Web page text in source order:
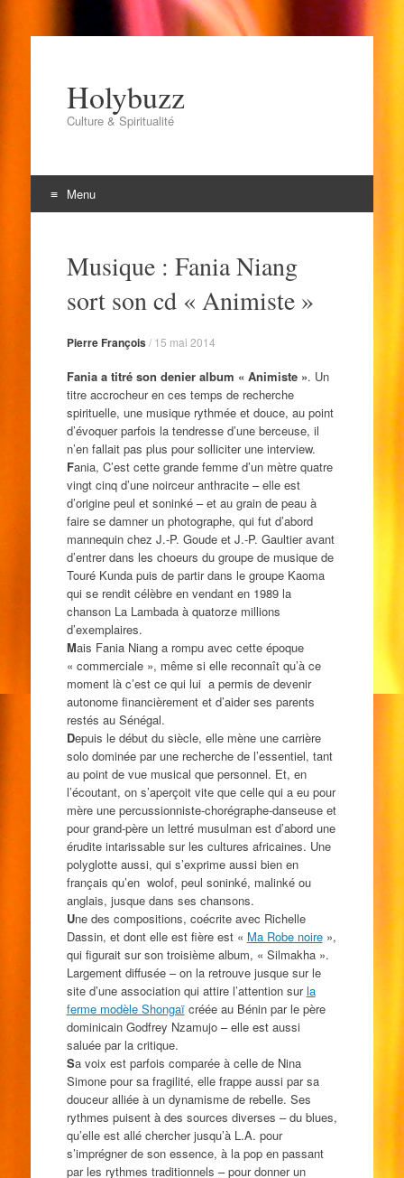
Holybuzz
Culture & Spiritualité
Menu
contenuMusique : Fania Niang
sort son cd « Animiste »
Pierre François/ 15 mai 2014
Fania a titré son denier album « Animiste ». Un
titre accrocheur en ces temps de recherche
spirituelle, une musique rythmée et douce, au point
d’évoquer parfois la tendresse d’une berceuse, il
n’en fallait pas plus pour solliciter une interview.
Fania, C’est cette grande femme d’un mètre quatre
vingt cinq d’une noirceur anthracite – elle est
d’origine peul et soninké – et au grain de peau à
faire se damner un photographe, qui fut d’abord
mannequin chez J.-P. Goude et J.-P. Gaultier avant
d’entrer dans les choeurs du groupe de musique de
Touré Kunda puis de partir dans le groupe Kaoma
qui se rendit célèbre en vendant en 1989 la
chanson La Lambada à quatorze millions
d’exemplaires.
Mais Fania Niang a rompu avec cette époque
« commerciale », même si elle reconnaît qu’à ce
moment là c’est ce qui lui a permis de devenir
autonome financièrement et d’aider ses parents
restés au Sénégal.
Depuis le début du siècle, elle mène une carrière
solo dominée par une recherche de l’essentiel, tant
au point de vue musical que personnel. Et, en
l’écoutant, on s’aperçoit vite que celle qui a eu pour
mère une percussionniste-chorégraphe-danseuse et
pour grand-père un lettré musulman est d’abord une
érudite intarissable sur les cultures africaines. Une
polyglotte aussi, qui s’exprime aussi bien en
français qu’en wolof, peul soninké, malinké ou
anglais, jusque dans ses chansons.
Une des compositions, coécrite avec Richelle
Dassin, et dont elle est fière est « Ma Robe noire»,
qui figurait sur son troisième album, « Silmakha ».
Largement diffusée – on la retrouve jusque sur le
site d’une association qui attire l’attention surla
ferme modèle Shongaïcréée au Bénin par le père
dominicain Godfrey Nzamujo – elle est aussi
saluée par la critique.
Sa voix est parfois comparée à celle de Nina
Simone pour sa fragilité, elle frappe aussi par sa
douceur alliée à un dynamisme de rebelle. Ses
rythmes puisent à des sources diverses – du blues,
qu’elle est allé chercher jusqu’à L.A. pour
s’imprégner de son essence, à la pop en passant
par les rythmes traditionnels – pour donner un